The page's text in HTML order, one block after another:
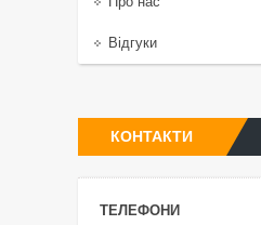
Відгуки
КОНТАКТИ